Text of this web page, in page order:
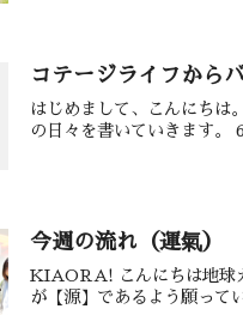
コテージライフから
はじめまして、こんにちは
の日々を書いていきます。
今週の流れ（運氣）
KIAORA! こんにちは地球
が【源】であるよう願っ